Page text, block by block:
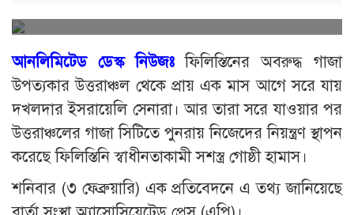
আনলিমিটেড ডেস্ক নিউজঃ ফিলিস্তিনের অবরুদ্ধ গাজা
উপত্যকার উত্তরাঞ্চল থেকে প্রায় এক মাস আগে সরে যায়
দখলদার ইসরায়েলি সেনারা। আর তারা সরে যাওয়ার পর
উত্তরাঞ্চলের গাজা সিটিতে পুনরায় নিজেদের নিয়ন্ত্রণ স্থাপন
করেছে ফিলিস্তিনি স্বাধীনতাকামী সশস্ত্র গোষ্ঠী হামাস।
শনিবার (৩ ফেব্রুয়ারি) এক প্রতিবেদনে এ তথ্য জানিয়েছে